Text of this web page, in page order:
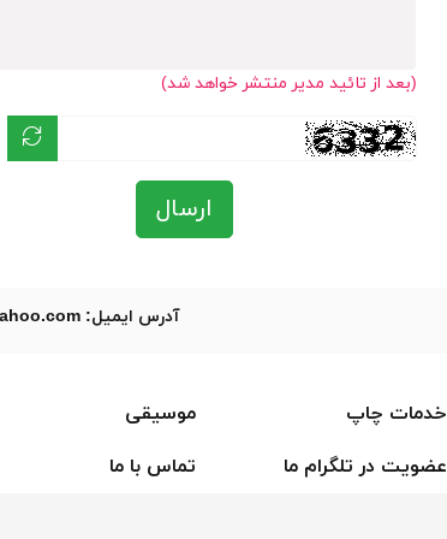
(بعد از تائید مدیر منتشر خواهد شد)
ارسال
آدرس ایمیل: afrooz_pu@yahoo.com
خدمات چاپ
موسیقی
عضویت در تلگرام ما تماس با ما